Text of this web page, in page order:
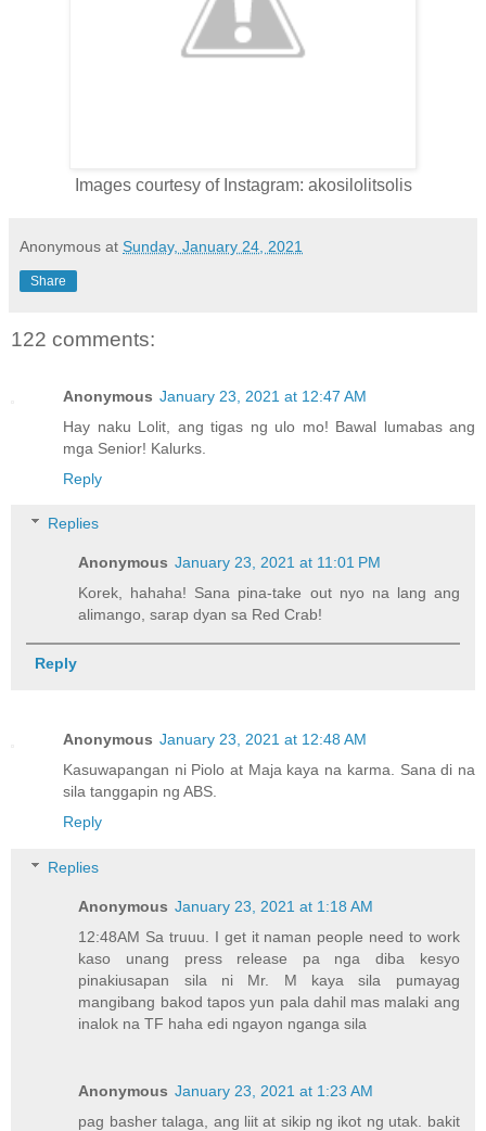
Images courtesy of Instagram: akosilolitsolis
Anonymous at Sunday, January 24, 2021
Share
122 comments:
Anonymous January 23, 2021 at 12:47 AM
Hay naku Lolit, ang tigas ng ulo mo! Bawal lumabas ang
mga Senior! Kalurks.
Reply
Replies
Anonymous January 23, 2021 at 11:01 PM
Korek, hahaha! Sana pina-take out nyo na lang ang
alimango, sarap dyan sa Red Crab!
Reply
Anonymous January 23, 2021 at 12:48 AM
Kasuwapangan ni Piolo at Maja kaya na karma. Sana di na
sila tanggapin ng ABS.
Reply
Replies
Anonymous January 23, 2021 at 1:18 AM
12:48AM Sa truuu. I get it naman people need to work
kaso unang press release pa nga diba kesyo
pinakiusapan sila ni Mr. M kaya sila pumayag
mangibang bakod tapos yun pala dahil mas malaki ang
inalok na TF haha edi ngayon nganga sila
Anonymous January 23, 2021 at 1:23 AM
pag basher talaga, ang liit at sikip ng ikot ng utak. bakit